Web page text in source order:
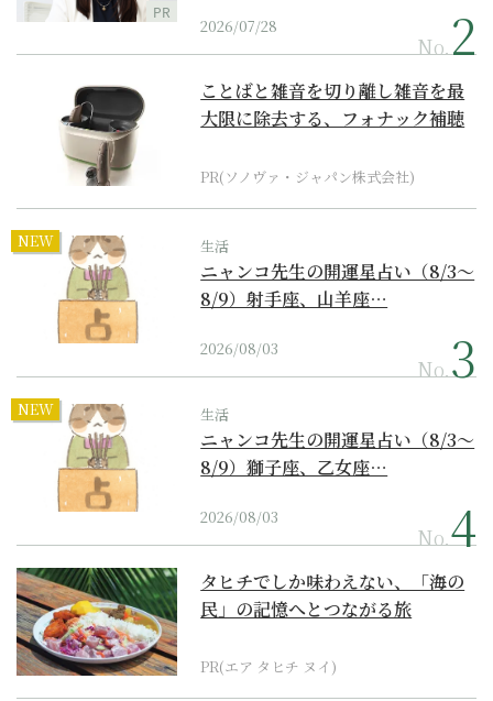
PR
2026/07/28
No.
ことばと雑音を切り離し雑音を最
大限に除去する、フォナック補聴
PR(ソノヴァ・ジャパン株式会社)
NEW 生活
ニャンコ先生の開運星占い（8/3～
8/9）射手座、山羊座…
2026/08/03
No.
NEW 生活
ニャンコ先生の開運星占い（8/3～
8/9）獅子座、乙女座…
2026/08/03
No.
タヒチでしか味わえない、「海の
民」の記憶へとつながる旅
PR(エア タヒチ ヌイ)